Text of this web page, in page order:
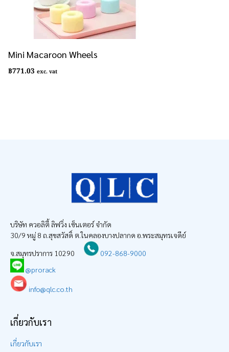
Mini Macaroon Wheels
฿771.03 exc. vat
บริษัท ควอลิตี้ ลิฟวิ่ง เซ็นเตอร์ จำกัด
30/9 หมู่ 8 ถ.สุขสวัสดิ์ ต.ในคลองบางปลากด อ.พระสมุทรเจดีย์
จ.สมุทรปราการ 10290
092-868-9000
@prorack
info@qlc.co.th
เกี่ยวกับเรา
เกี่ยวกับเรา